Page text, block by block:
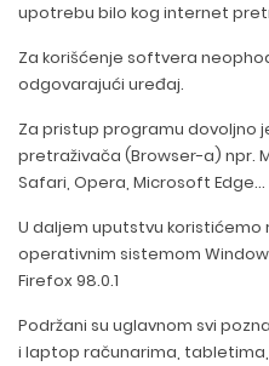
upotrebu bilo kog internet
Za korišćenje softvera
odgovarajući uređaj.
Za pristup programu dovoljno
pretraživača (Browser-a) npr.
Safari, Opera, Microsoft Edge...
U daljem uputstvu koristićemo
operativnim sistemom
Firefox 98.0.1
Podržani su uglavnom svi
i laptop računarima,